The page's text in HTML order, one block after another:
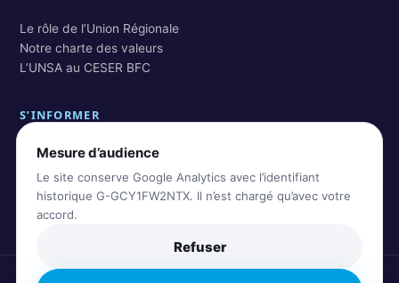
Le rôle de l’Union Régionale
Notre charte des valeurs
L’UNSA au CESER BFC
S’INFORMER
Actualités BFC
Actualités nationales
Rechercher dans les archives
Mesure d’audience
Le site conserve Google Analytics avec l’identifiant
historique G-GCY1FW2NTX. Il n’est chargé qu’avec votre
accord.
Refuser